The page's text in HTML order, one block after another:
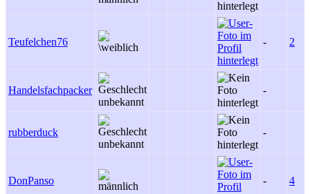
Teufelchen76 - 2
Handelsfachpacker -
rubberduck -
DonPanso - 4